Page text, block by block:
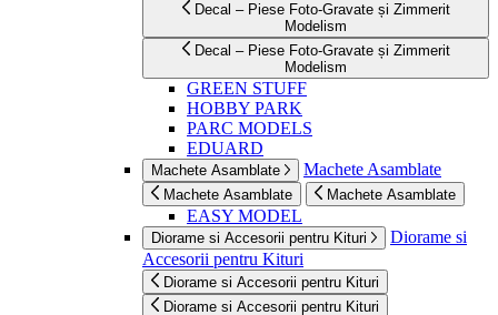
Decal – Piese Foto-Gravate și Zimmerit
Modelism
Decal – Piese Foto-Gravate și Zimmerit
Modelism
GREEN STUFF
HOBBY PARK
PARC MODELS
EDUARD
Machete Asamblate Machete Asamblate
Machete Asamblate Machete Asamblate
EASY MODEL
Diorame si Accesorii pentru Kituri
Diorame si
Accesorii pentru Kituri
Diorame si Accesorii pentru Kituri
Diorame si Accesorii pentru Kituri